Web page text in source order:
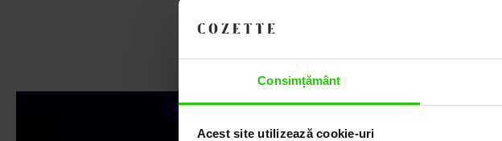
Consimțământ
Acest site utilizează cookie-uri